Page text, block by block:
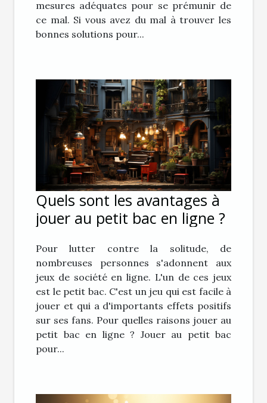
mesures adéquates pour se prémunir de
ce mal. Si vous avez du mal à trouver les
bonnes solutions pour...
Quels sont les avantages à
jouer au petit bac en ligne ?
Pour lutter contre la solitude, de
nombreuses personnes s'adonnent aux
jeux de société en ligne. L'un de ces jeux
est le petit bac. C'est un jeu qui est facile à
jouer et qui a d'importants effets positifs
sur ses fans. Pour quelles raisons jouer au
petit bac en ligne ? Jouer au petit bac
pour...